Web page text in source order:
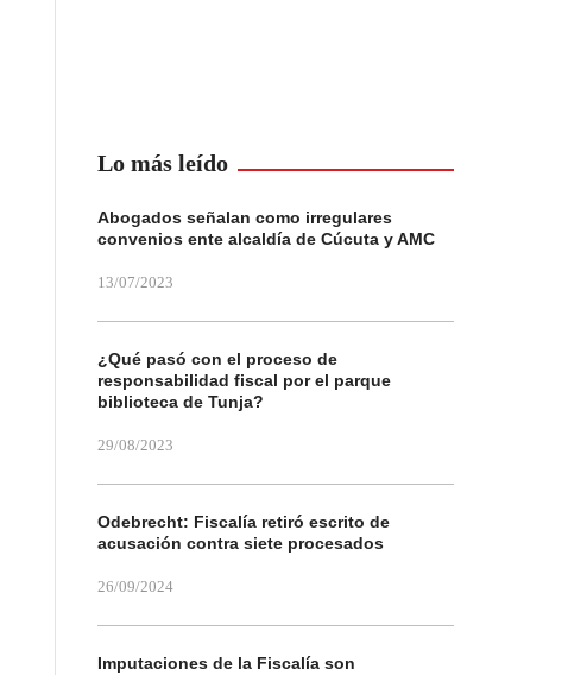
Lo más leído
Abogados señalan como irregulares
convenios ente alcaldía de Cúcuta y AMC
13/07/2023
¿Qué pasó con el proceso de
responsabilidad fiscal por el parque
biblioteca de Tunja?
29/08/2023
Odebrecht: Fiscalía retiró escrito de
acusación contra siete procesados
26/09/2024
Imputaciones de la Fiscalía son